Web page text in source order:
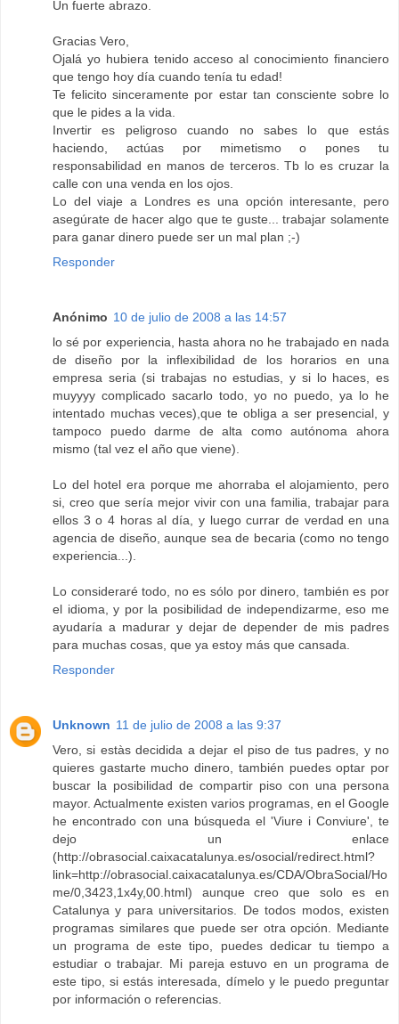
Un fuerte abrazo.
Gracias Vero,
Ojalá yo hubiera tenido acceso al conocimiento financiero
que tengo hoy día cuando tenía tu edad!
Te felicito sinceramente por estar tan consciente sobre lo
que le pides a la vida.
Invertir es peligroso cuando no sabes lo que estás
haciendo, actúas por mimetismo o pones tu
responsabilidad en manos de terceros. Tb lo es cruzar la
calle con una venda en los ojos.
Lo del viaje a Londres es una opción interesante, pero
asegúrate de hacer algo que te guste... trabajar solamente
para ganar dinero puede ser un mal plan ;-)
Responder
Anónimo 10 de julio de 2008 a las 14:57
lo sé por experiencia, hasta ahora no he trabajado en nada
de diseño por la inflexibilidad de los horarios en una
empresa seria (si trabajas no estudias, y si lo haces, es
muyyyy complicado sacarlo todo, yo no puedo, ya lo he
intentado muchas veces),que te obliga a ser presencial, y
tampoco puedo darme de alta como autónoma ahora
mismo (tal vez el año que viene).
Lo del hotel era porque me ahorraba el alojamiento, pero
si, creo que sería mejor vivir con una familia, trabajar para
ellos 3 o 4 horas al día, y luego currar de verdad en una
agencia de diseño, aunque sea de becaria (como no tengo
experiencia...).
Lo consideraré todo, no es sólo por dinero, también es por
el idioma, y por la posibilidad de independizarme, eso me
ayudaría a madurar y dejar de depender de mis padres
para muchas cosas, que ya estoy más que cansada.
Responder
Unknown 11 de julio de 2008 a las 9:37
Vero, si estàs decidida a dejar el piso de tus padres, y no
quieres gastarte mucho dinero, también puedes optar por
buscar la posibilidad de compartir piso con una persona
mayor. Actualmente existen varios programas, en el Google
he encontrado con una búsqueda el 'Viure i Conviure', te
dejo un enlace
(http://obrasocial.caixacatalunya.es/osocial/redirect.html?
link=http://obrasocial.caixacatalunya.es/CDA/ObraSocial/Ho
me/0,3423,1x4y,00.html) aunque creo que solo es en
Catalunya y para universitarios. De todos modos, existen
programas similares que puede ser otra opción. Mediante
un programa de este tipo, puedes dedicar tu tiempo a
estudiar o trabajar. Mi pareja estuvo en un programa de
este tipo, si estás interesada, dímelo y le puedo preguntar
por información o referencias.